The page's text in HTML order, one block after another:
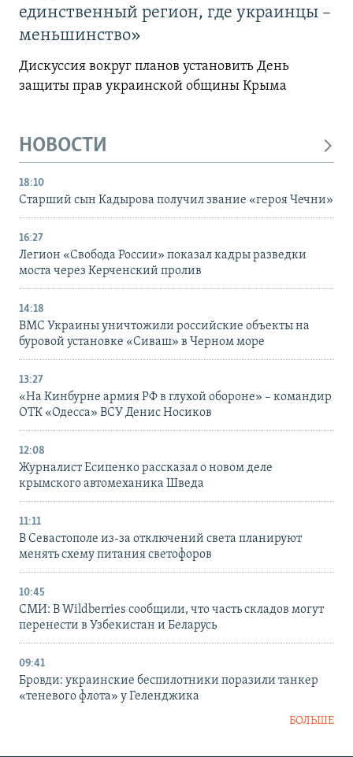
единственный регион, где украинцы –
меньшинство»
Дискуссия вокруг планов установить День
защиты прав украинской общины Крыма
НОВОСТИ
18:10
Старший сын Кадырова получил звание «героя Чечни»
16:27
Легион «Свобода России» показал кадры разведки
моста через Керченский пролив
14:18
ВМС Украины уничтожили российские объекты на
буровой установке «Сиваш» в Черном море
13:27
«На Кинбурне армия РФ в глухой обороне» – командир
ОТК «Одесса» ВСУ Денис Носиков
12:08
Журналист Есипенко рассказал о новом деле
крымского автомеханика Шведа
11:11
В Севастополе из-за отключений света планируют
менять схему питания светофоров
10:45
СМИ: В Wildberries сообщили, что часть складов могут
перенести в Узбекистан и Беларусь
09:41
Бровди: украинские беспилотники поразили танкер
«теневого флота» у Геленджика
БОЛЬШЕ